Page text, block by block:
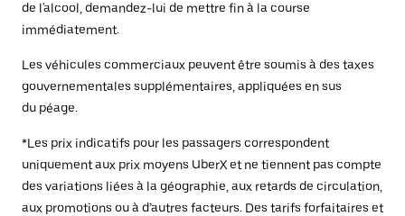
de l'alcool, demandez-lui de mettre fin à la course
immédiatement.
Les véhicules commerciaux peuvent être soumis à des taxes
gouvernementales supplémentaires, appliquées en sus
du péage.
*Les prix indicatifs pour les passagers correspondent
uniquement aux prix moyens UberX et ne tiennent pas compte
des variations liées à la géographie, aux retards de circulation,
aux promotions ou à d’autres facteurs. Des tarifs forfaitaires et